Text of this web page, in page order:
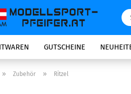
GUTSCHEINE
» Zubehör » Ritzel